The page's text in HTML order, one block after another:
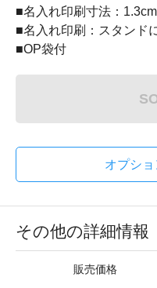
■名入れ印刷寸法：
■名入れ印刷：スタンド
■OP袋付
オプシ
その他の詳細情報
販売価格